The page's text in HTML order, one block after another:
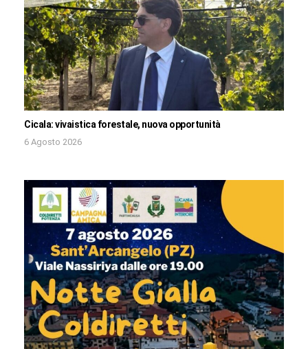
Cicala: vivaistica forestale, nuova opportunità
6 Agosto 2026